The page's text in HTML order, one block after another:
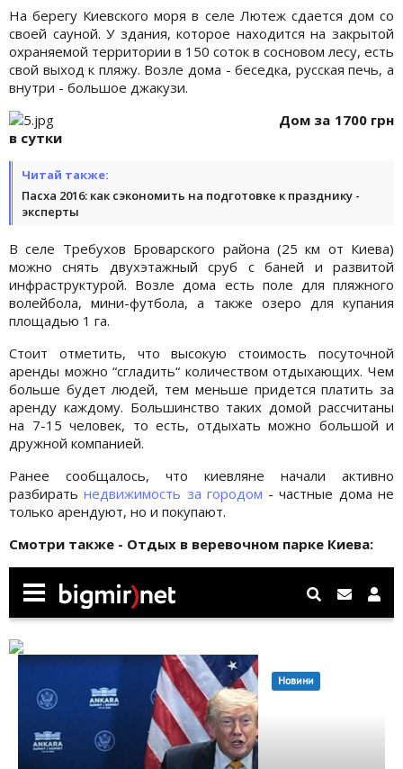
На берегу Киевского моря в селе Лютеж сдается дом со
своей сауной. У здания, которое находится на закрытой
охраняемой территории в 150 соток в сосновом лесу, есть
свой выход к пляжу. Возле дома - беседка, русская печь, а
внутри - большое джакузи.
Дом за 1700 грн
в сутки
Читай также:
Пасха 2016: как сэкономить на подготовке к празднику -
эксперты
В селе Требухов Броварского района (25 км от Киева)
можно снять двухэтажный сруб с баней и развитой
инфраструктурой. Возле дома есть поле для пляжного
волейбола, мини-футбола, а также озеро для купания
площадью 1 га.
Стоит отметить, что высокую стоимость посуточной
аренды можно “сгладить“ количеством отдыхающих. Чем
больше будет людей, тем меньше придется платить за
аренду каждому. Большинство таких домой рассчитаны
на 7-15 человек, то есть, отдыхать можно большой и
дружной компанией.
Ранее сообщалось, что киевляне начали активно
разбиратьнедвижимость за городом - частные дома не
только арендуют, но и покупают.
Смотри также - Отдых в веревочном парке Киева: